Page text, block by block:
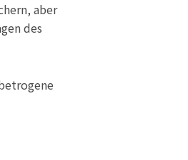
aber
des